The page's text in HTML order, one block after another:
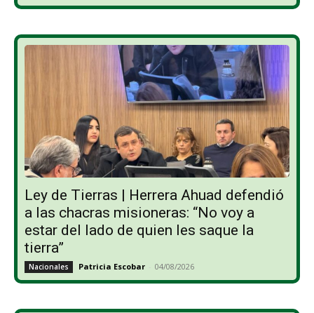
Ley de Tierras | Herrera Ahuad defendió
a las chacras misioneras: “No voy a
estar del lado de quien les saque la
tierra”
Nacionales Patricia Escobar - 04/08/2026